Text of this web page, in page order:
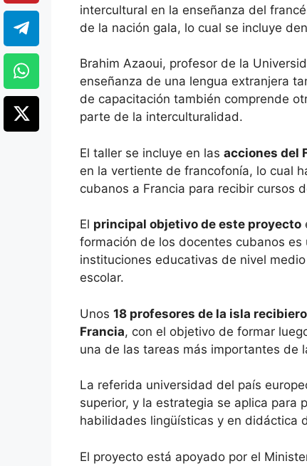
intercultural en la enseñanza del
de la nación gala, lo cual se incluye
Brahim Azaoui, profesor de la
enseñanza de una lengua extranjera
de capacitación también comprende
parte de la interculturalidad.
El taller se incluye en las acciones del
en la vertiente de francofonía, lo cual
cubanos a Francia para recibir cursos
El principal objetivo de este proyecto
formación de los docentes cubanos
instituciones educativas de nivel
escolar.
Unos 18 profesores de la isla
Francia, con el objetivo de formar
una de las tareas más importantes de
La referida universidad del país
superior, y la estrategia se aplica para
habilidades lingüísticas y en didáctica
El proyecto está apoyado por el